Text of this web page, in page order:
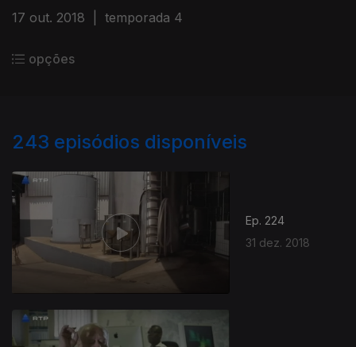
17 out. 2018 temporada 4
opções
243 episódios disponíveis
Ep. 224
31 dez. 2018